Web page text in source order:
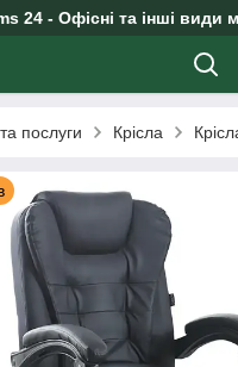
24 - Офісні та інші види
послуги Крісла